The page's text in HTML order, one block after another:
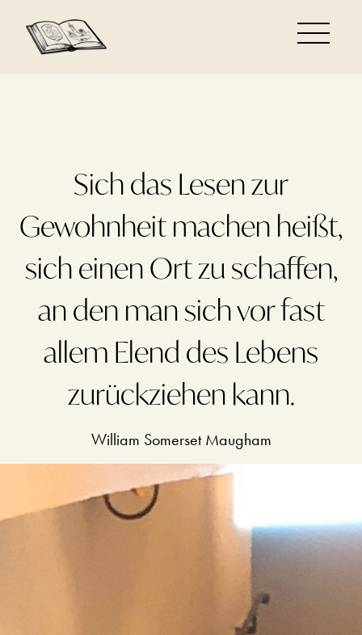
Sich das Lesen zur
Gewohnheit machen heißt,
sich einen Ort zu schaffen,
an den man sich vor fast
allem Elend des Lebens
zurückziehen kann.
William Somerset Maugham